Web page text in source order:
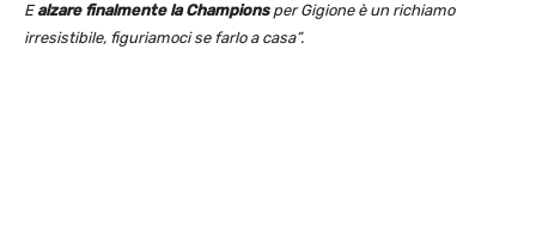
Ealzare finalmente la Championsper Gigione è un richiamo
irresistibile, figuriamoci se farlo a casa”.